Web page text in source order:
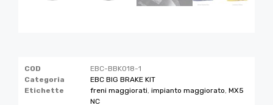
COD
EBC-BBK018-1
Categoria
EBC BIG BRAKE KIT
Etichette
freni maggiorati impianto maggiorato MX5
NC